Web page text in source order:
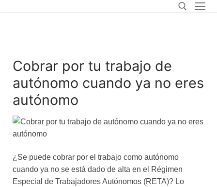
Cobrar por tu trabajo de
autónomo cuando ya no eres
autónomo
¿Se puede cobrar por el trabajo como autónomo
cuando ya no se está dado de alta en el Régimen
Especial de Trabajadores Autónomos (RETA)? Lo